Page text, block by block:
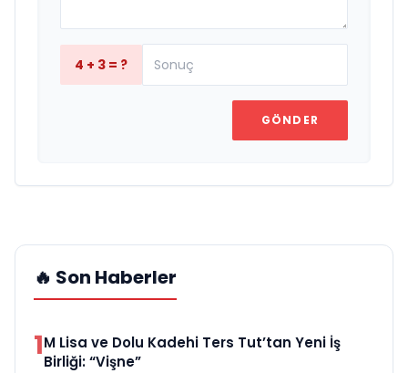
4 + 3 = ?
GÖNDER
🔥 Son Haberler
1M Lisa ve Dolu Kadehi Ters Tut’tan Yeni İş
Birliği: “Vişne”